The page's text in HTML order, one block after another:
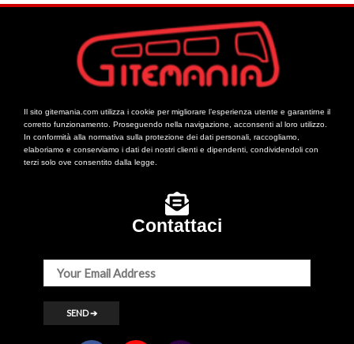
Il sito gitemania.com utilizza i cookie per migliorare l’esperienza utente e garantirne il
corretto funzionamento. Proseguendo nella navigazione, acconsenti al loro utilizzo.
In conformità alla normativa sulla protezione dei dati personali, raccogliamo,
elaboriamo e conserviamo i dati dei nostri clienti e dipendenti, condividendoli con
terzi solo ove consentito dalla legge.
Contattaci